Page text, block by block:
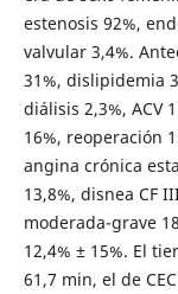
estenosis 92%,
valvular 3,4%.
31%, dislipidemia
diálisis 2,3%, ACV
16%, reoperación
angina crónica
13,8%, disnea CF
moderada-grave
12,4% ± 15%. El
61,7 min, el de